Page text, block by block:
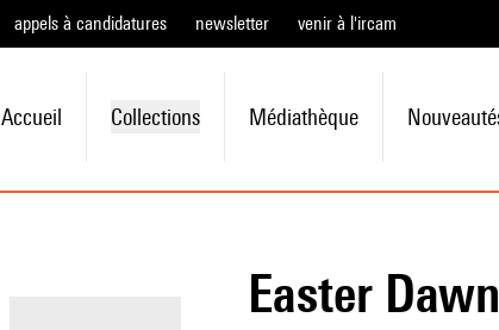
appels à candidatures newsletter venir à l'ircam
Accueil Collections Médiathèque
Easter